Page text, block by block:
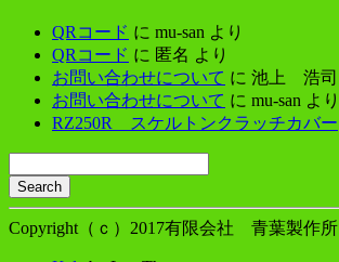
QRコード に mu-san より
QRコード に 匿名 より
お問い合わせについて に 池上 浩司
お問い合わせについて に mu-san より
RZ250R スケルトンクラッチカバー
Search
Searching
is
Copyright（ｃ）2017有限会社 青葉製作所